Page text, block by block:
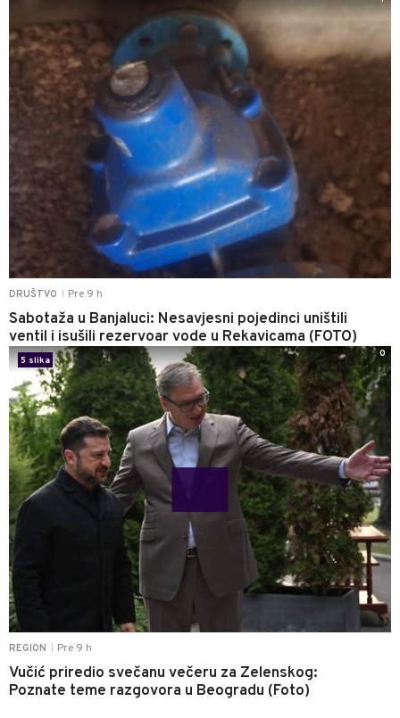
DRUŠTVO Pre 9 h
Sabotaža u Banjaluci: Nesavjesni pojedinci uništili
ventil i isušili rezervoar vode u Rekavicama (FOTO)
REGION Pre 9 h
Vučić priredio svečanu večeru za Zelenskog:
Poznate teme razgovora u Beogradu (Foto)
5 slika
0